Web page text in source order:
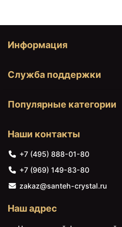
Информация
Служба поддержки
Популярные категории
Наши контакты
+7 (495) 888-01-80
+7 (969) 149-83-80
zakaz@santeh-crystal.ru
Наш адрес